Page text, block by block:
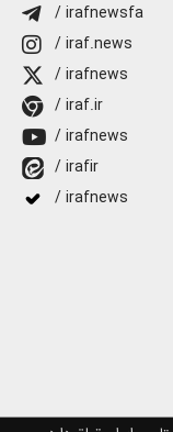
/ irafnewsfa
/ iraf.news
/ irafnews
/ iraf.ir
/ irafnews
/ irafir
/ irafnews